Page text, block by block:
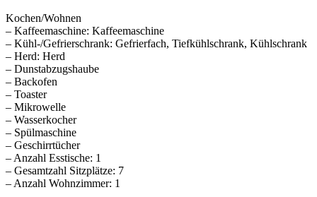
Kochen/Wohnen
– Kaffeemaschine: Kaffeemaschine
– Kühl-/Gefrierschrank: Gefrierfach, Tiefkühlschrank, Kühlschrank
– Herd: Herd
– Dunstabzugshaube
– Backofen
– Toaster
– Mikrowelle
– Wasserkocher
– Spülmaschine
– Geschirrtücher
– Anzahl Esstische: 1
– Gesamtzahl Sitzplätze: 7
– Anzahl Wohnzimmer: 1